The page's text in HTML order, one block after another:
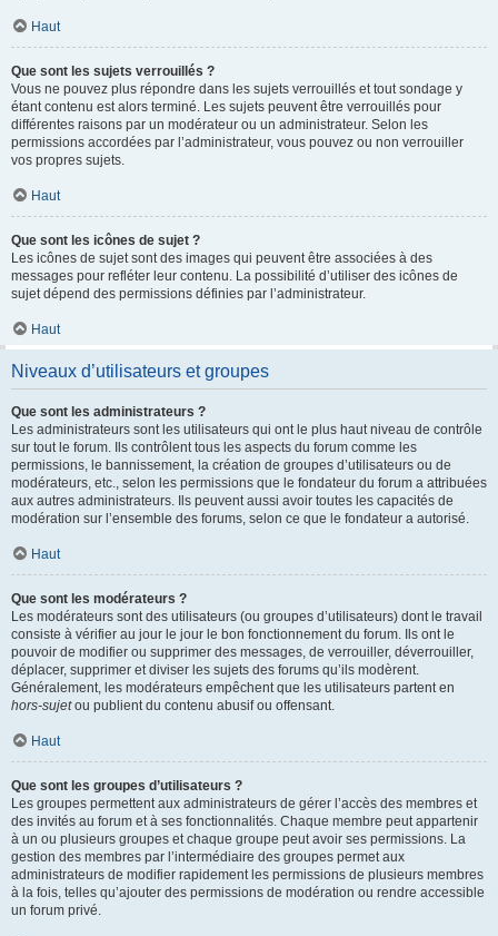
Haut
Que sont les sujets verrouillés ?
Vous ne pouvez plus répondre dans les sujets verrouillés et tout sondage y
étant contenu est alors terminé. Les sujets peuvent être verrouillés pour
différentes raisons par un modérateur ou un administrateur. Selon les
permissions accordées par l’administrateur, vous pouvez ou non verrouiller
vos propres sujets.
Haut
Que sont les icônes de sujet ?
Les icônes de sujet sont des images qui peuvent être associées à des
messages pour refléter leur contenu. La possibilité d’utiliser des icônes de
sujet dépend des permissions définies par l’administrateur.
Haut
Niveaux d’utilisateurs et groupes
Que sont les administrateurs ?
Les administrateurs sont les utilisateurs qui ont le plus haut niveau de contrôle
sur tout le forum. Ils contrôlent tous les aspects du forum comme les
permissions, le bannissement, la création de groupes d’utilisateurs ou de
modérateurs, etc., selon les permissions que le fondateur du forum a attribuées
aux autres administrateurs. Ils peuvent aussi avoir toutes les capacités de
modération sur l’ensemble des forums, selon ce que le fondateur a autorisé.
Haut
Que sont les modérateurs ?
Les modérateurs sont des utilisateurs (ou groupes d’utilisateurs) dont le travail
consiste à vérifier au jour le jour le bon fonctionnement du forum. Ils ont le
pouvoir de modifier ou supprimer des messages, de verrouiller, déverrouiller,
déplacer, supprimer et diviser les sujets des forums qu’ils modèrent.
Généralement, les modérateurs empêchent que les utilisateurs partent en
hors-sujetou publient du contenu abusif ou offensant.
Haut
Que sont les groupes d’utilisateurs ?
Les groupes permettent aux administrateurs de gérer l’accès des membres et
des invités au forum et à ses fonctionnalités. Chaque membre peut appartenir
à un ou plusieurs groupes et chaque groupe peut avoir ses permissions. La
gestion des membres par l’intermédiaire des groupes permet aux
administrateurs de modifier rapidement les permissions de plusieurs membres
à la fois, telles qu’ajouter des permissions de modération ou rendre accessible
un forum privé.